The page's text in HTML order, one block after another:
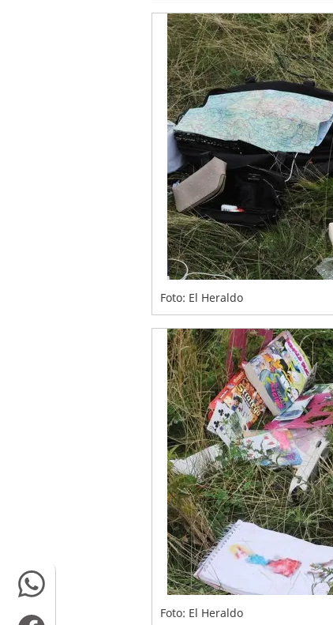
Foto: El Heraldo
Foto: El Heraldo